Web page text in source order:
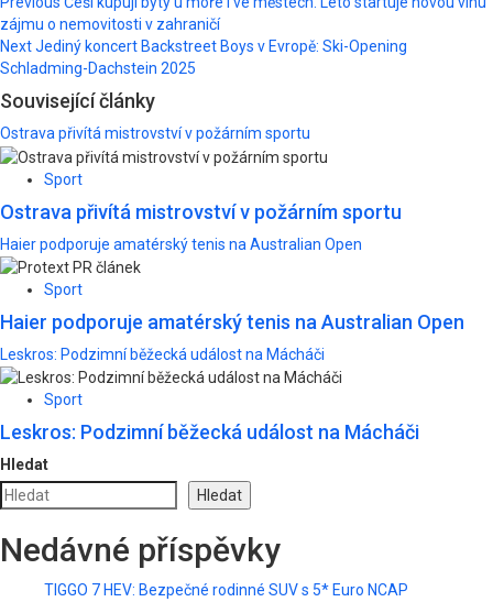
Post
navigation
zájmu o nemovitosti v zahraničí
NextJediný koncert Backstreet Boys v Evropě: Ski-Opening
Schladming-Dachstein 2025
Související články
Ostrava přivítá mistrovství v požárním sportu
Sport
Ostrava přivítá mistrovství v požárním sportu
Haier podporuje amatérský tenis na Australian Open
Sport
Haier podporuje amatérský tenis na Australian Open
Leskros: Podzimní běžecká událost na Mácháči
Sport
Leskros: Podzimní běžecká událost na Mácháči
Hledat
Hledat
Nedávné příspěvky
TIGGO 7 HEV: Bezpečné rodinné SUV s 5* Euro NCAP